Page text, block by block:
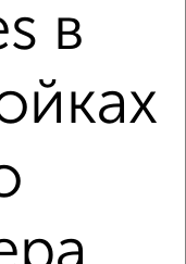
В новом доме
в